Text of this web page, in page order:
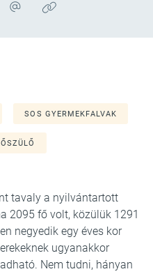
SOS GYERMEKFALVAK
tavaly a nyilvántartott
2095 fő volt, közülük 1291
negyedik egy éves kor
ugyanakkor
Nem tudni, hányan